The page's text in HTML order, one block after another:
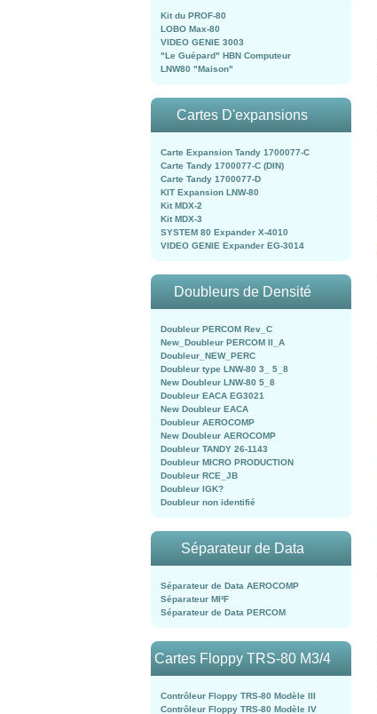
Kit du PROF-80
LOBO Max-80
VIDEO GENIE 3003
"Le Guépard" HBN Computeur
LNW80 "Maison"
Cartes D'expansions
Carte Expansion Tandy 1700077-C
Carte Tandy 1700077-C (DIN)
Carte Tandy 1700077-D
KIT Expansion LNW-80
Kit MDX-2
Kit MDX-3
SYSTEM 80 Expander X-4010
VIDEO GENIE Expander EG-3014
Doubleurs de Densité
Doubleur PERCOM Rev_C
New_Doubleur PERCOM II_A
Doubleur_NEW_PERC
Doubleur type LNW-80 3_ 5_8
New Doubleur LNW-80 5_8
Doubleur EACA EG3021
New Doubleur EACA
Doubleur AEROCOMP
New Doubleur AEROCOMP
Doubleur TANDY 26-1143
Doubleur MICRO PRODUCTION
Doubleur RCE_JB
Doubleur IGK?
Doubleur non identifié
Séparateur de Data
Séparateur de Data AEROCOMP
Séparateur MI²F
Séparateur de Data PERCOM
Cartes Floppy TRS-80 M3/4
Contrôleur Floppy TRS-80 Modèle III
Contrôleur Floppy TRS-80 Modèle IV